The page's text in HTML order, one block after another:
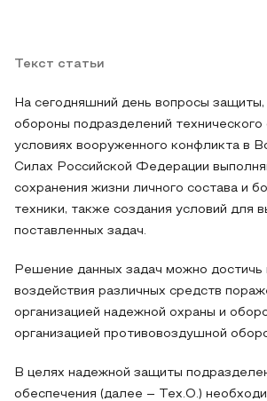
Текст статьи
На сегодняшний день вопросы защиты,
обороны подразделений технического
условиях вооруженного конфликта в
Силах Российской Федерации
сохранения жизни личного состава и
техники, также создания условий для
поставленных задач.
Решение данных задач можно
воздействия различных средств
организацией надежной охраны и
организацией противовоздушной
В целях надежной защиты
обеспечения (далее – Тех.О.)